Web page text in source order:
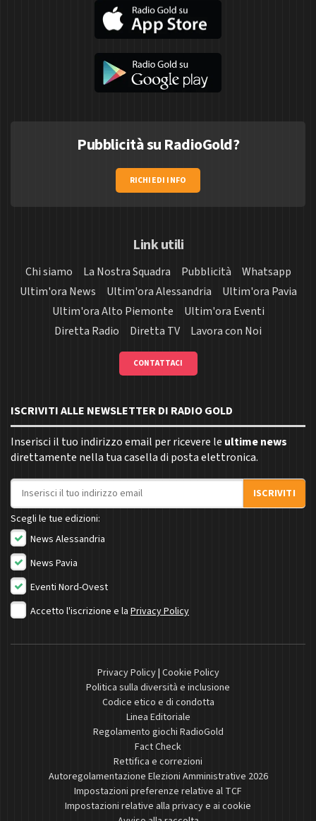
Pubblicità su RadioGold?
RICHIEDI INFO
Link utili
Chi siamo La Nostra Squadra Pubblicità
Whatsapp
Ultim'ora News
Ultim'ora Alessandria
Ultim'ora Pavia
Ultim'ora Alto Piemonte
Ultim'ora Eventi
Diretta Radio
Diretta TV Lavora con Noi
CONTATTACI
ISCRIVITI ALLE NEWSLETTER DI RADIO GOLD
Inserisci il tuo indirizzo email per ricevere le ultime news
direttamente nella tua casella di posta elettronica.
Indirizzo email
ISCRIVITI
Scegli le tue edizioni:
News Alessandria
News Pavia
Eventi Nord-Ovest
Accetto l'iscrizione e la Privacy Policy
Privacy Policy| Cookie Policy
Politica sulla diversità e inclusione
Codice etico e di condotta
Linea Editoriale
Regolamento giochi RadioGold
Fact Check
Rettifica e correzioni
Autoregolamentazione Elezioni Amministrative 2026
Impostazioni preferenze relative al TCF
Impostazioni relative alla privacy e ai cookie